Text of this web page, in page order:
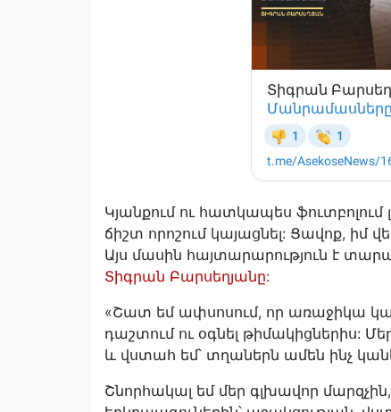
Կյանքում ու հատկապես ֆուտբոլում
ճիշտ որոշում կայացնել: Ցավոք, իմ
Այս մասին հայտարարություն է
Տիգրան Բարսեղյանը:
«Շատ եմ ափսոսում, որ առաջիկա
դաշտում ու օգնել թիմակիցներիս:
և վստահ եմ՝ տղաներն ամեն ինչ
Շնորհակալ եմ մեր գլխավոր